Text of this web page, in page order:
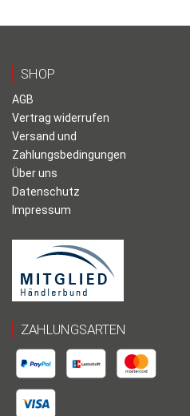
SHOP
AGB
Vertrag widerrufen
Versand und
Zahlungsbedingungen
Über uns
Datenschutz
Impressum
ZAHLUNGSARTEN